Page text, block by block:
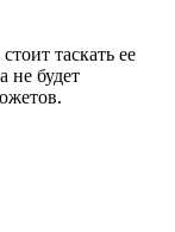
таскать ее
не будет